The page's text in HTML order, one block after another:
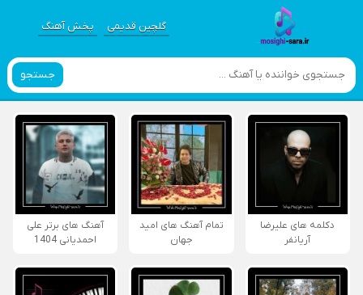
گلچین قدیمی پخش آهنگ
جستجو
دکلمه های علیرضا
آریانفر
تمام آهنگ های امید
جهان
آهنگ های برتر علی
احمدیانی 1404